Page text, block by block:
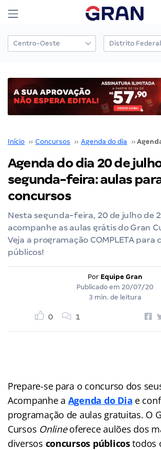
Início ›› Concursos ›› Agenda do dia ››
Agenda do dia 20 de
segunda-feira: aulas
concursos
Nesta segunda-feira, 20 de julho de
acompanhe as aulas grátis do Gran
Veja a programação COMPLETA para
públicos!
Por Equipe Gran
Publicado em 20/07/20
3 min. de leitura
0 1
Prepare-se para o concurso dos
Acompanhe a Agenda do Dia e
programação de aulas gratuitas. O
Cursos Onlineoferece aulões dos
diversos concursos públicostodos